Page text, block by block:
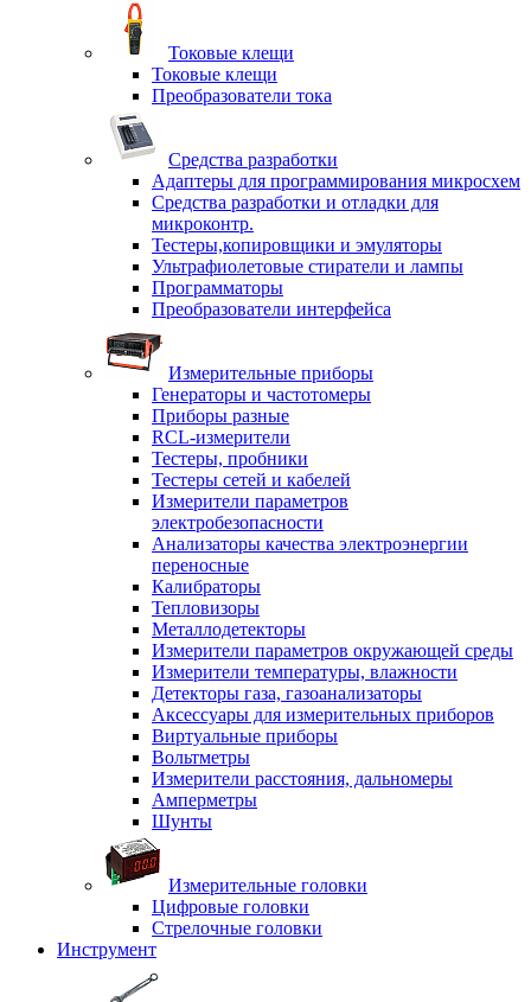
Токовые клещи
Токовые клещи
Преобразователи тока
Средства разработки
Адаптеры для программирования микросхем
Средства разработки и отладки для
микроконтр.
Тестеры,копировщики и эмуляторы
Ультрафиолетовые стиратели и лампы
Программаторы
Преобразователи интерфейса
Измерительные приборы
Генераторы и частотомеры
Приборы разные
RCL-измерители
Тестеры, пробники
Тестеры сетей и кабелей
Измерители параметров
электробезопасности
Анализаторы качества электроэнергии
переносные
Калибраторы
Тепловизоры
Металлодетекторы
Измерители параметров окружающей среды
Измерители температуры, влажности
Детекторы газа, газоанализаторы
Аксессуары для измерительных приборов
Виртуальные приборы
Вольтметры
Измерители расстояния, дальномеры
Амперметры
Шунты
Измерительные головки
Цифровые головки
Стрелочные головки
Инструмент